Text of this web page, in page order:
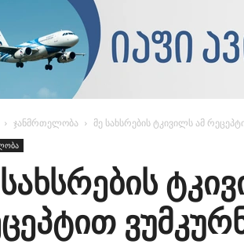
ჯანმრთელობა მე სახსრების ტკივილს ამ